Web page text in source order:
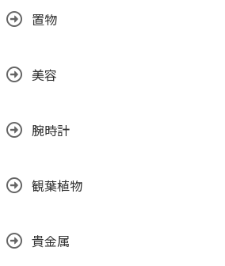
置物
美容
腕時計
観葉植物
貴金属